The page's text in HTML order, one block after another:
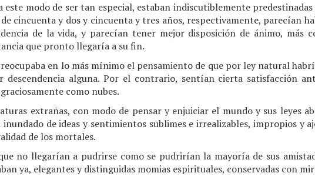
este modo de ser tan especial, estaban indiscutiblemente
cincuenta y dos y cincuenta y tres años, respectivamente, parecían
de la vida, y parecían tener mejor disposición de ánimo, más
que pronto llegaría a su fin.
en lo más mínimo el pensamiento de que por ley natural
descendencia alguna. Por el contrario, sentían cierta satisfacción
como nubes.
extrañas, con modo de pensar y enjuiciar el mundo y sus leyes
inundado de ideas y sentimientos sublimes e irrealizables, impropios y
de los mortales.
no llegarían a pudrirse como se pudrirían la mayoría de sus
ya, elegantes y distinguidas momias espirituales, conservadas con